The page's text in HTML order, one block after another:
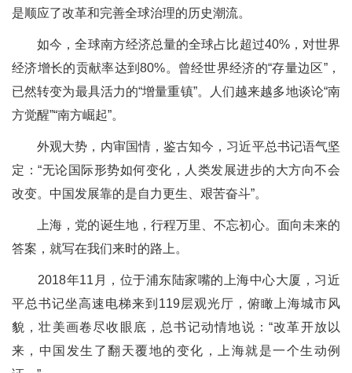
是顺应了改革和完善全球治理的历史潮流。
如今，全球南方经济总量的全球占比超过40%，对世界
经济增长的贡献率达到80%。曾经世界经济的“存量边区”，
已然转变为最具活力的“增量重镇”。人们越来越多地谈论“南
方觉醒”“南方崛起”。
外观大势，内审国情，鉴古知今，习近平总书记语气坚
定：“无论国际形势如何变化，人类发展进步的大方向不会
改变。中国发展靠的是自力更生、艰苦奋斗”。
上海，党的诞生地，行程万里、不忘初心。面向未来的
答案，就写在我们来时的路上。
2018年11月，位于浦东陆家嘴的上海中心大厦，习近
平总书记坐高速电梯来到119层观光厅，俯瞰上海城市风
貌，壮美画卷尽收眼底，总书记动情地说：“改革开放以
来，中国发生了翻天覆地的变化，上海就是一个生动例